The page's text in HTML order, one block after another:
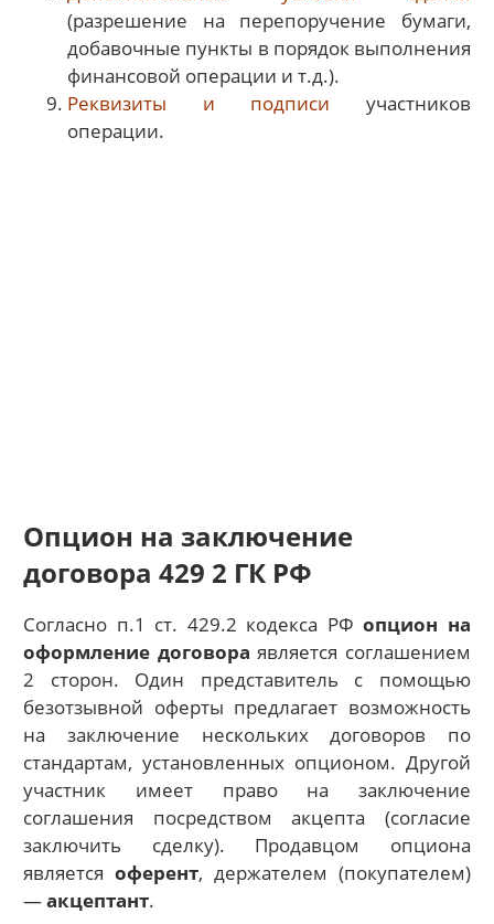
(разрешение на перепоручение бумаги,
добавочные пункты в порядок выполнения
финансовой операции и т.д.).
Реквизиты и подписи участников
операции.
Опцион на заключение
договора 429 2 ГК РФ
Согласно п.1 ст. 429.2 кодекса РФопцион на
оформление договора является соглашением
2 сторон. Один представитель с помощью
безотзывной оферты предлагает возможность
на заключение нескольких договоров по
стандартам, установленных опционом. Другой
участник имеет право на заключение
соглашения посредством акцепта (согласие
заключить сделку). Продавцом опциона
являетсяоферент, держателем (покупателем)
—акцептант.